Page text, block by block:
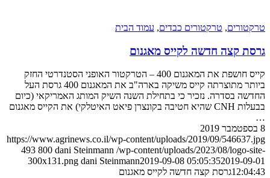
טרקטורים, טרקטורים כבדים, עמוד הבית
גרסת קצה חדשה לקייס מאגנום
קייס חושפת את המאגנום 400 – הטרקטור האופני הסטנדרטי החזק
ביותר מתוצרתה קייס משיקה בארה"ב את המאגנום 400 גרסת העל
החדשה בסדרה. נזכיר כי בתחילת השנה השיק המותג האמריקאי (כיום
בבעלות CNH שהיא חטיבה בקונצרן פיאט האיטלקי) את הקייס מאגנום
…
8 בספטמבר 2019
https://www.agrinews.co.il/wp-content/uploads/2019/09/546637.jpg
493 800 dani Steinmann /wp-content/uploads/2023/08/logo-site-
300x131.png dani Steinmann2019-09-08 05:05:352019-09-01
12:04:43גרסת קצה חדשה לקייס מאגנום